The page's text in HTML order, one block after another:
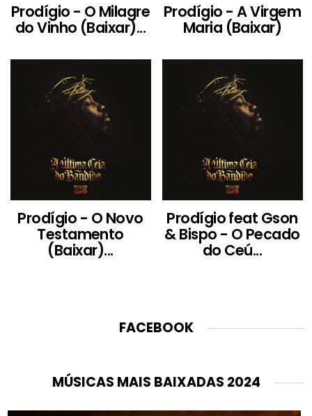
Prodígio - O Milagre
do Vinho (Baixar)...
Prodígio - A Virgem
Maria (Baixar)
Prodígio - O Novo
Testamento
(Baixar)...
Prodígio feat Gson
& Bispo - O Pecado
do Ceú...
FACEBOOK
MÚSICAS MAIS BAIXADAS 2024